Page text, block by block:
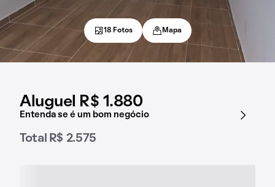
Aluguel R$ 1.880
Entenda se é um bom negócio
Total R$ 2.575
18 Fotos Mapa